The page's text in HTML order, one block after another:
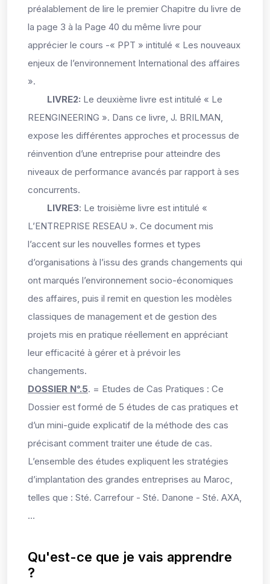
préalablement de lire le premier Chapitre du livre de
la page 3 à la Page 40 du même livre pour
apprécier le cours -« PPT » intitulé « Les nouveaux
enjeux de l’environnement International des affaires
».
LIVRE2: Le deuxième livre est intitulé « Le
REENGINEERING ». Dans ce livre, J. BRILMAN,
expose les différentes approches et processus de
réinvention d’une entreprise pour atteindre des
niveaux de performance avancés par rapport à ses
concurrents.
LIVRE3: Le troisième livre est intitulé «
L’ENTREPRISE RESEAU ». Ce document mis
l’accent sur les nouvelles formes et types
d’organisations à l’issu des grands changements qui
ont marqués l’environnement socio-économiques
des affaires, puis il remit en question les modèles
classiques de management et de gestion des
projets mis en pratique réellement en appréciant
leur efficacité à gérer et à prévoir les
changements.
DOSSIER N°.5. = Etudes de Cas Pratiques : Ce
Dossier est formé de 5 études de cas pratiques et
d’un mini-guide explicatif de la méthode des cas
précisant comment traiter une étude de cas.
L’ensemble des études expliquent les stratégies
d’implantation des grandes entreprises au Maroc,
telles que : Sté. Carrefour - Sté. Danone - Sté. AXA,
…
Qu'est-ce que je vais apprendre
?